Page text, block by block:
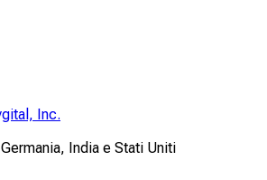
Inc.
India e Stati Uniti